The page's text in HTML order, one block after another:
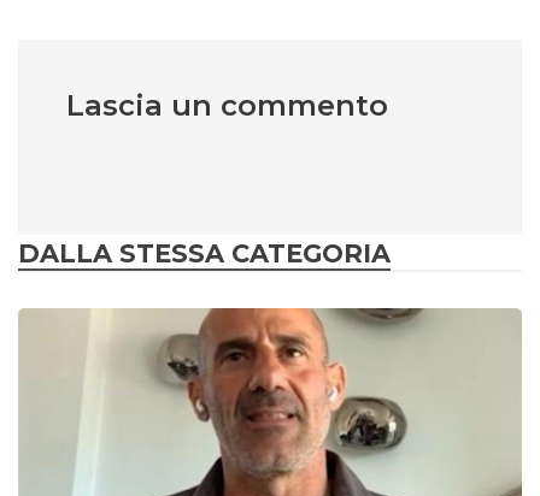
Lascia un commento
DALLA STESSA CATEGORIA